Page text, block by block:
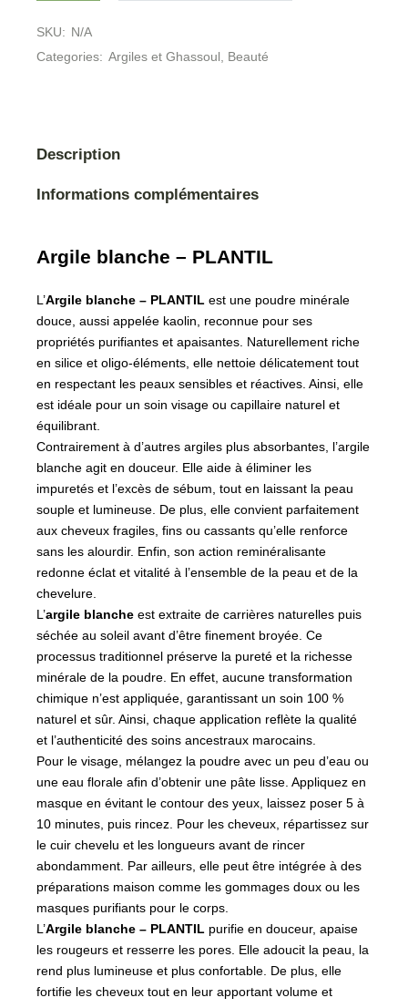
SKU: N/A
Categories: Argiles et Ghassoul Beauté
Description
Informations complémentaires
Argile blanche – PLANTIL
L’Argile blanche – PLANTIL est une poudre minérale
douce, aussi appelée kaolin, reconnue pour ses
propriétés purifiantes et apaisantes. Naturellement riche
en silice et oligo-éléments, elle nettoie délicatement tout
en respectant les peaux sensibles et réactives. Ainsi, elle
est idéale pour un soin visage ou capillaire naturel et
équilibrant.
Contrairement à d’autres argiles plus absorbantes, l’argile
blanche agit en douceur. Elle aide à éliminer les
impuretés et l’excès de sébum, tout en laissant la peau
souple et lumineuse. De plus, elle convient parfaitement
aux cheveux fragiles, fins ou cassants qu’elle renforce
sans les alourdir. Enfin, son action reminéralisante
redonne éclat et vitalité à l’ensemble de la peau et de la
chevelure.
L’argile blanche est extraite de carrières naturelles puis
séchée au soleil avant d’être finement broyée. Ce
processus traditionnel préserve la pureté et la richesse
minérale de la poudre. En effet, aucune transformation
chimique n’est appliquée, garantissant un soin 100 %
naturel et sûr. Ainsi, chaque application reflète la qualité
et l’authenticité des soins ancestraux marocains.
Pour le visage, mélangez la poudre avec un peu d’eau ou
une eau florale afin d’obtenir une pâte lisse. Appliquez en
masque en évitant le contour des yeux, laissez poser 5 à
10 minutes, puis rincez. Pour les cheveux, répartissez sur
le cuir chevelu et les longueurs avant de rincer
abondamment. Par ailleurs, elle peut être intégrée à des
préparations maison comme les gommages doux ou les
masques purifiants pour le corps.
L’Argile blanche – PLANTIL purifie en douceur, apaise
les rougeurs et resserre les pores. Elle adoucit la peau, la
rend plus lumineuse et plus confortable. De plus, elle
fortifie les cheveux tout en leur apportant volume et